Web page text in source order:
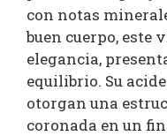
con notas
buen cuerpo, este
elegancia,
equilibrio. Su
otorgan una
coronada en un